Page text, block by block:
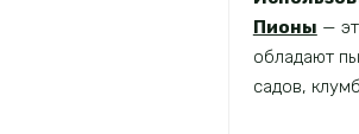
Пионы —
обладают
садов,